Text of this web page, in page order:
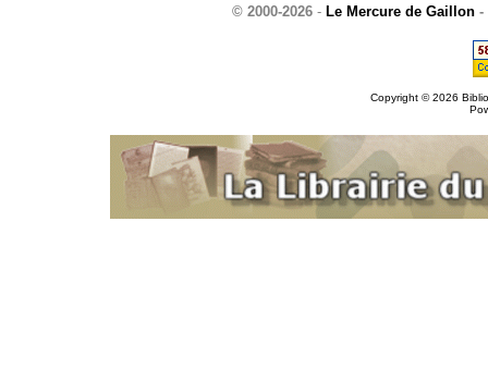
© 2000-2026 - Le Mercure de Gaillon -
Copyright © 2026